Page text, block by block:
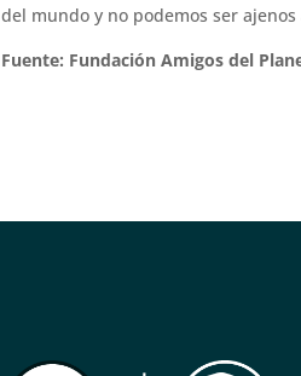
del mundo y no podemos ser
Fuente: Fundación Amigos del